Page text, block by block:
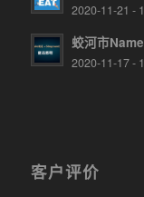
2020-11-21 -
蛟河市
2020-11-17 -
客户评价